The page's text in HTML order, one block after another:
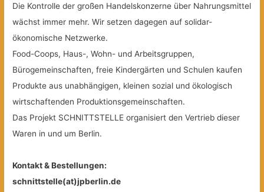
Die Kontrolle der großen Handelskonzerne über Nahrungsmittel
wächst immer mehr. Wir setzen dagegen auf solidar-
ökonomische Netzwerke.
Food-Coops, Haus-, Wohn- und Arbeitsgruppen,
Bürogemeinschaften, freie Kindergärten und Schulen kaufen
Produkte aus unabhängigen, kleinen sozial und ökologisch
wirtschaftenden Produktionsgemeinschaften.
Das Projekt SCHNITTSTELLE organisiert den Vertrieb dieser
Waren in und um Berlin.
Kontakt & Bestellungen:
schnittstelle(at)jpberlin.de